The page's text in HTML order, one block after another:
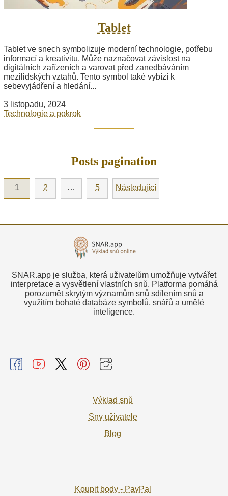
Tablet
Tablet ve snech symbolizuje moderní technologie, potřebu
informací a kreativitu. Může naznačovat závislost na
digitálních zařízeních a varovat před zanedbáváním
mezilidských vztahů. Tento symbol také vybízí k
sebevyjádření a hledání...
3 listopadu, 2024
Technologie a pokrok
Posts pagination
1 2 … 5 Následující
SNAR.app je služba, která uživatelům umožňuje vytvářet
interpretace a vysvětlení vlastních snů. Platforma pomáhá
porozumět skrytým významům snů sdílením snů a
využitím bohaté databáze symbolů, snářů a umělé
inteligence.
Výklad snů
Sny uživatele
Blog
Koupit body - PayPal